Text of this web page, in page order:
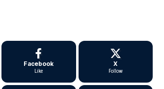
Facebook
Like
X
Follow